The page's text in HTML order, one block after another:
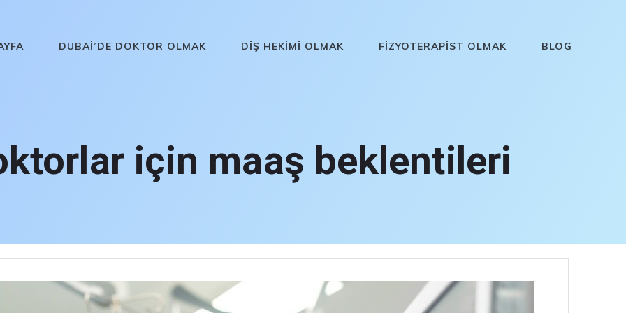
DUBAI’DE DOKTOR OLMAK DIŞ HEKIMI OLMAK FIZYOTERAPIST OLMAK BLOG
için maaş beklentileri